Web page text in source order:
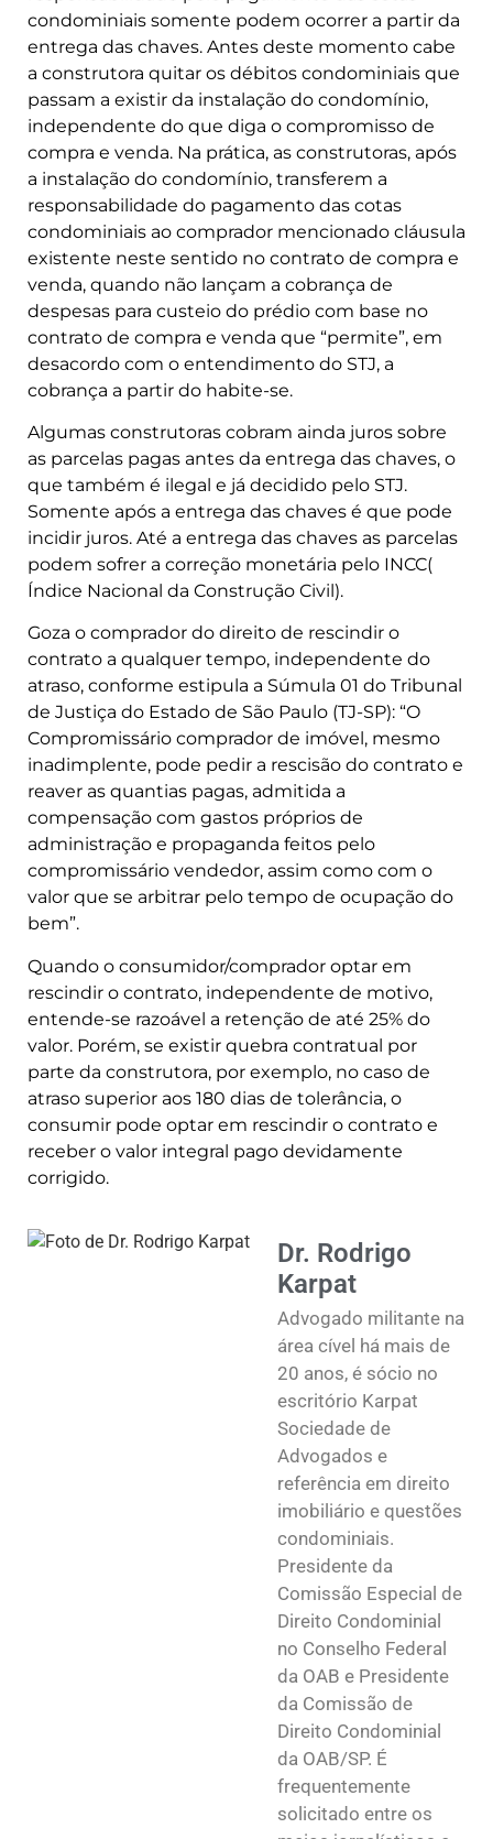
condominiais somente podem ocorrer a partir da
entrega das chaves. Antes deste momento cabe
a construtora quitar os débitos condominiais que
passam a existir da instalação do condomínio,
independente do que diga o compromisso de
compra e venda. Na prática, as construtoras, após
a instalação do condomínio, transferem a
responsabilidade do pagamento das cotas
condominiais ao comprador mencionado cláusula
existente neste sentido no contrato de compra e
venda, quando não lançam a cobrança de
despesas para custeio do prédio com base no
contrato de compra e venda que “permite”, em
desacordo com o entendimento do STJ, a
cobrança a partir do habite-se.
Algumas construtoras cobram ainda juros sobre
as parcelas pagas antes da entrega das chaves, o
que também é ilegal e já decidido pelo STJ.
Somente após a entrega das chaves é que pode
incidir juros. Até a entrega das chaves as parcelas
podem sofrer a correção monetária pelo INCC(
Índice Nacional da Construção Civil).
Goza o comprador do direito de rescindir o
contrato a qualquer tempo, independente do
atraso, conforme estipula a Súmula 01 do Tribunal
de Justiça do Estado de São Paulo (TJ-SP): “O
Compromissário comprador de imóvel, mesmo
inadimplente, pode pedir a rescisão do contrato e
reaver as quantias pagas, admitida a
compensação com gastos próprios de
administração e propaganda feitos pelo
compromissário vendedor, assim como com o
valor que se arbitrar pelo tempo de ocupação do
bem”.
Quando o consumidor/comprador optar em
rescindir o contrato, independente de motivo,
entende-se razoável a retenção de até 25% do
valor. Porém, se existir quebra contratual por
parte da construtora, por exemplo, no caso de
atraso superior aos 180 dias de tolerância, o
consumir pode optar em rescindir o contrato e
receber o valor integral pago devidamente
corrigido.
Dr. Rodrigo
Karpat
Advogado militante na
área cível há mais de
20 anos, é sócio no
escritório Karpat
Sociedade de
Advogados e
referência em direito
imobiliário e questões
condominiais.
Presidente da
Comissão Especial de
Direito Condominial
no Conselho Federal
da OAB e Presidente
da Comissão de
Direito Condominial
da OAB/SP. É
frequentemente
solicitado entre os